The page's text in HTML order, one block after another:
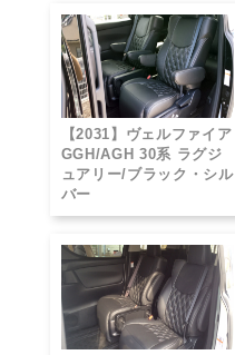
【2031】ヴェルファイア
GGH/AGH 30系 ラグジ
ュアリー/ブラック・シル
バー